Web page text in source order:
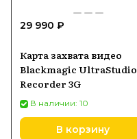
29 990 ₽
Карта захвата видео
Blackmagic UltraStudio
Recorder 3G
В наличии: 10
В корзину